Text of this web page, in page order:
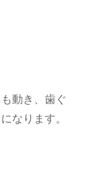
動き、歯ぐ
なります。